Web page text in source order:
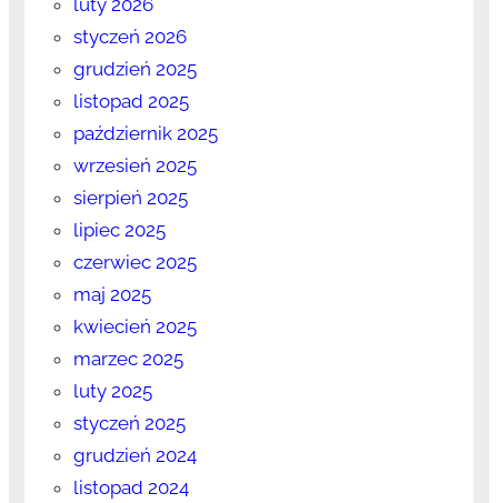
luty 2026
styczeń 2026
grudzień 2025
listopad 2025
październik 2025
wrzesień 2025
sierpień 2025
lipiec 2025
czerwiec 2025
maj 2025
kwiecień 2025
marzec 2025
luty 2025
styczeń 2025
grudzień 2024
listopad 2024